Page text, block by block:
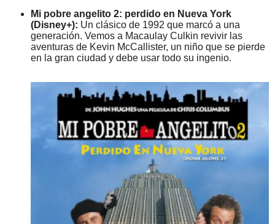
Mi pobre angelito 2: perdido en Nueva York
(Disney+): Un clásico de 1992 que marcó a una
generación. Vemos a Macaulay Culkin revivir las
aventuras de Kevin McCallister, un niño que se pierde
en la gran ciudad y debe usar todo su ingenio.